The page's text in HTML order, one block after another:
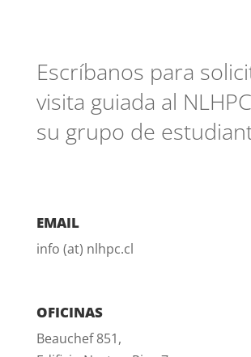
Escríbanos para
visita guiada al
su grupo de
email
info (at) nlhpc.cl
oficinas
Beauchef 851,